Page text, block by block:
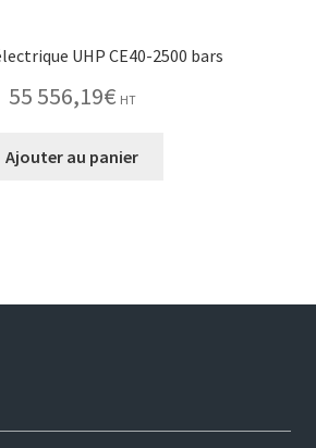
UHP CE40-2500 bars
55 556,19€ HT
Ajouter au panier